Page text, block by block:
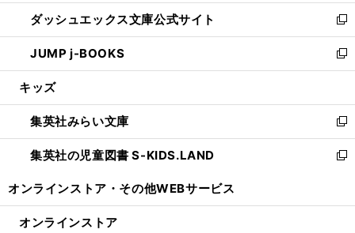
く
ン
ド
ウ
で
開
ウ
ィ
ン
ド
ウ
開
く
し
い
ウ
ィ
ン
ウ
で
開
く
ダッシュエックス文庫公式サイト
新
し
い
ウ
ン
ド
ウ
で
JUMP j-BOOKS
新
し
ウ
ィ
ン
ド
開
キッズ
集英社みらい文庫
新
し
い
ン
集英社の児童図書 S-KIDS.LAND
新
ウ
オンラインストア・ その他WEBサービス
オンラインストア